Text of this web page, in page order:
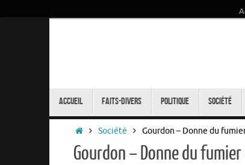
Accueil Faits-Divers Politique Société
Accueil
Société Gourdon – Donne du
Gourdon – Donne du